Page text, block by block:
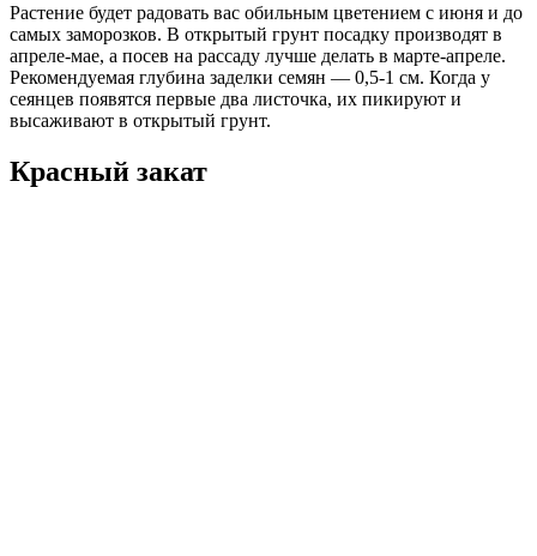
Растение будет радовать вас обильным цветением с июня и до
самых заморозков. В открытый грунт посадку производят в
апреле-мае, а посев на рассаду лучше делать в марте-апреле.
Рекомендуемая глубина заделки семян — 0,5-1 см. Когда у
сеянцев появятся первые два листочка, их пикируют и
высаживают в открытый грунт.
Красный закат